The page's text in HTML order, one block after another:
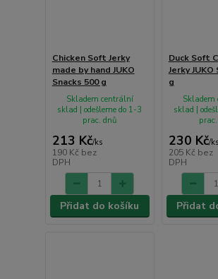
Chicken Soft Jerky
made by hand JUKO
Snacks 500 g
213 Kč/ks
190 Kč bez
DPH
Skladem centrální
sklad | odešleme do 1-3
prac. dnů
Přidat do košíku
Duck Soft
Jerky JUKO
g
230 Kč/ks
205 Kč bez
DPH
sklad |
Přidat